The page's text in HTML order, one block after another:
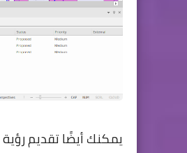
يمكنك أيضًا تقديم